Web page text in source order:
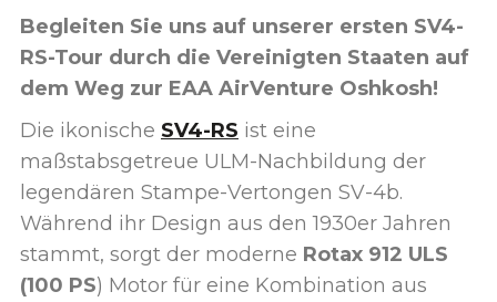
Begleiten Sie uns auf unserer ersten SV4-
RS-Tour durch die Vereinigten Staaten auf
dem Weg zur EAA AirVenture Oshkosh!
Die ikonische SV4-RS ist eine
maßstabsgetreue ULM-Nachbildung der
legendären Stampe-Vertongen SV-4b.
Während ihr Design aus den 1930er Jahren
stammt, sorgt der moderne Rotax 912 ULS
(100 PS) Motor für eine Kombination aus